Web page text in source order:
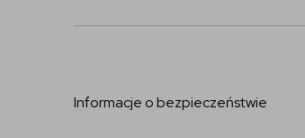
Informacje o bezpieczeństwie